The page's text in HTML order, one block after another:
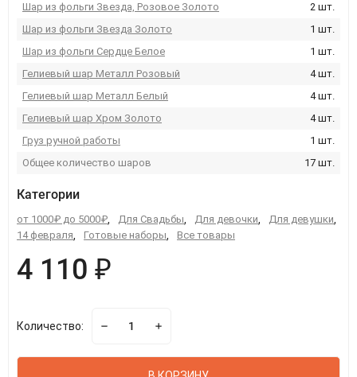
Шар из фольги Звезда, Розовое Золото
2 шт.
Шар из фольги Звезда Золото
1 шт.
Шар из фольги Сердце Белое
1 шт.
Гелиевый шар Металл Розовый
4 шт.
Гелиевый шар Металл Белый
4 шт.
Гелиевый шар Хром Золото
4 шт.
Груз ручной работы
1 шт.
Общее количество шаров
17 шт.
Категории
от 1000₽ до 5000₽, Для Свадьбы, Для девочки, Для девушки,
14 февраля, Готовые наборы, Все товары
4 110 ₽
Количество: